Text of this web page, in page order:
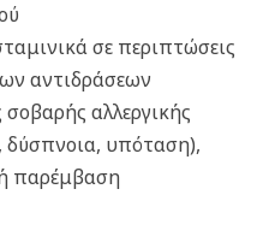
σε περιπτώσεις
αντιδράσεων
αλλεργικής
δύσπνοια, υπόταση),
παρέμβαση